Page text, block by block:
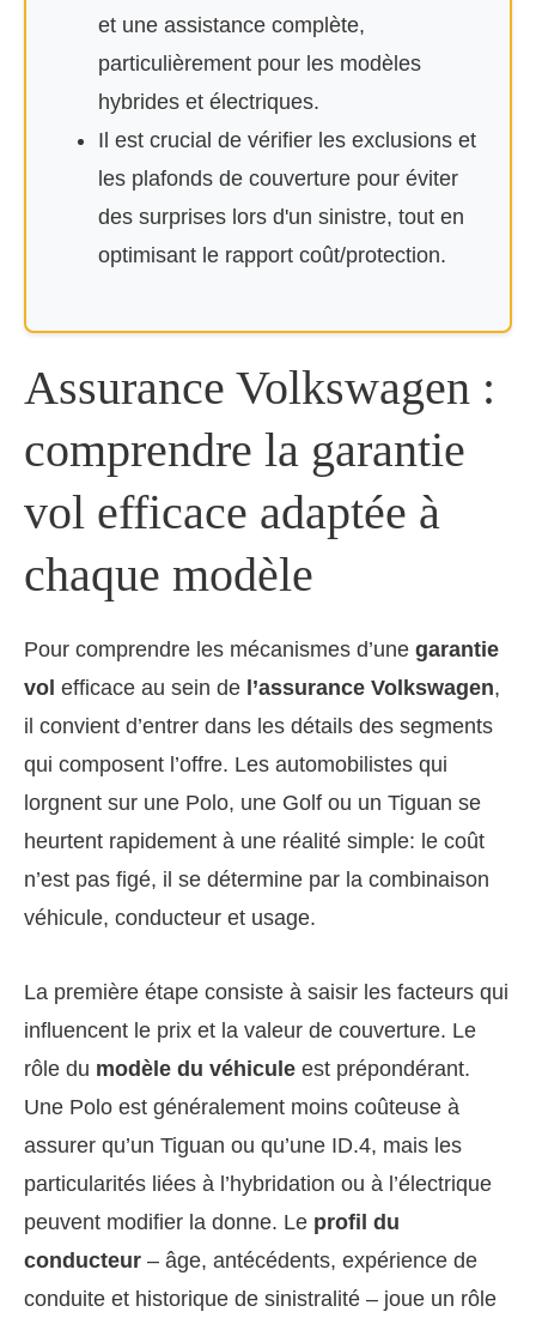
et une assistance complète,
particulièrement pour les modèles
hybrides et électriques.
Il est crucial de vérifier les exclusions et
les plafonds de couverture pour éviter
des surprises lors d'un sinistre, tout en
optimisant le rapport coût/protection.
Assurance Volkswagen :
comprendre la garantie
vol efficace adaptée à
chaque modèle
Pour comprendre les mécanismes d’une garantie
vol efficace au sein de l’assurance Volkswagen,
il convient d’entrer dans les détails des segments
qui composent l’offre. Les automobilistes qui
lorgnent sur une Polo, une Golf ou un Tiguan se
heurtent rapidement à une réalité simple: le coût
n’est pas figé, il se détermine par la combinaison
véhicule, conducteur et usage.
La première étape consiste à saisir les facteurs qui
influencent le prix et la valeur de couverture. Le
rôle du modèle du véhicule est prépondérant.
Une Polo est généralement moins coûteuse à
assurer qu’un Tiguan ou qu’une ID.4, mais les
particularités liées à l’hybridation ou à l’électrique
peuvent modifier la donne. Le profil du
conducteur – âge, antécédents, expérience de
conduite et historique de sinistralité – joue un rôle